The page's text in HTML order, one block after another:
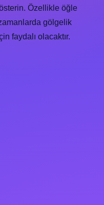
Özellikle öğle
gölgelik
faydalı olacaktır.